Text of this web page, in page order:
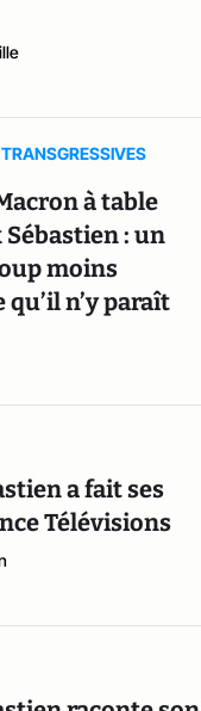
à table
: un
moins
n’y paraît
a fait ses
Télévisions